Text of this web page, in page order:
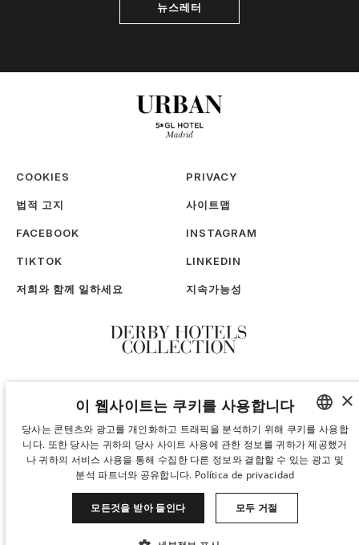
뉴스레터
COOKIES PRIVACY
법적 고지 사이트맵
FACEBOOK INSTAGRAM
TIKTOK LINKEDIN
저희와 함께 일하세요 지속가능성
SPANISH
ENGLISH
GERMAN
×
이 웹사이트는 쿠키를 사용합니다
당사는 콘텐츠와 광고를 개인화하고 트래픽을 분석하기 위해 쿠키를 사용합
니다. 또한 당사는 귀하의 당사 사이트 사용에 관한 정보를 귀하가 제공했거
나 귀하의 서비스 사용을 통해 수집한 다른 정보와 결합할 수 있는 광고 및
분석 파트너와 공유합니다. Política de privacidad
모든것을 받아 들인다 모두 거절